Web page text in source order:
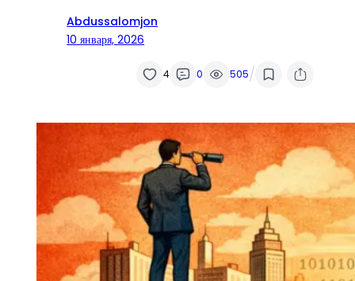
Abdussalomjon
10 января, 2026
4 0 505/